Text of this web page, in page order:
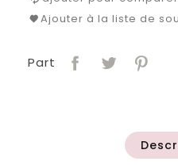
Ajouter à la liste de
Part